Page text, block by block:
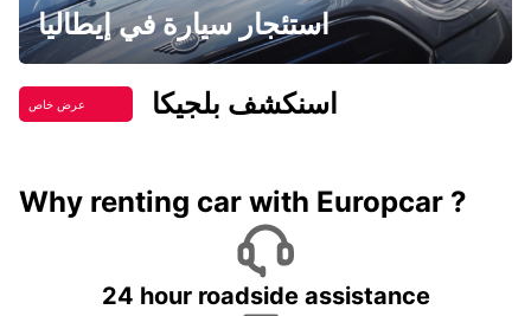
استئجار سيارة في إيطاليا
عرض خاص اسنكشف بلجيكا
Why renting car with Europcar ?
24 hour roadside assistance